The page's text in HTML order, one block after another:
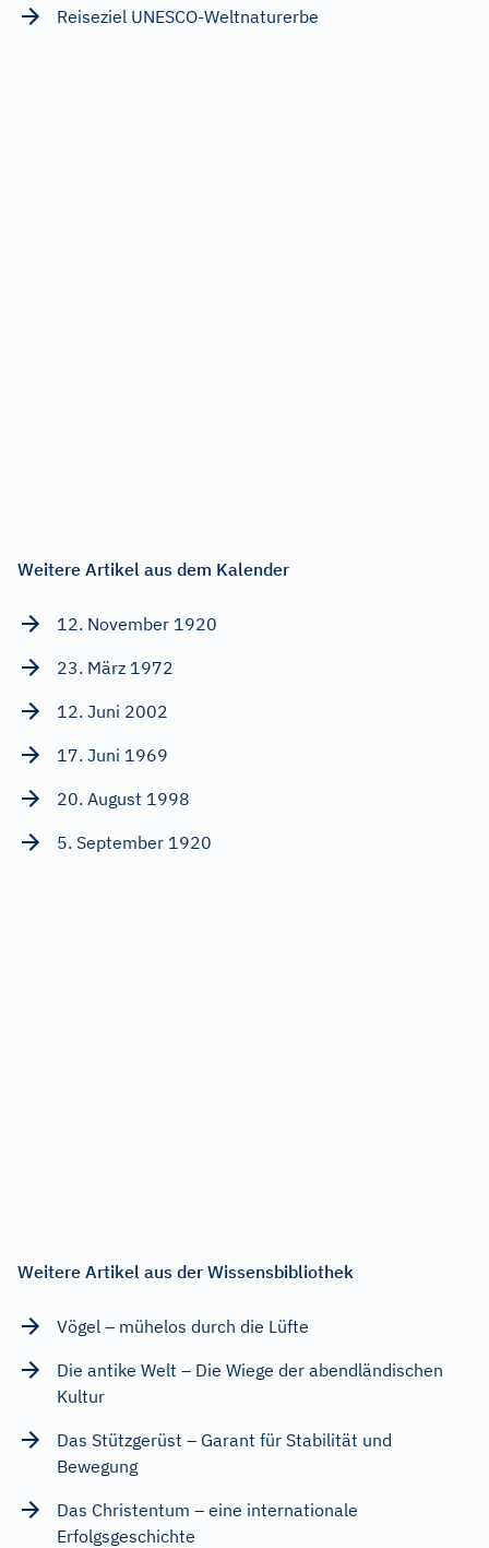
Reiseziel UNESCO-Weltnaturerbe
Weitere Artikel aus dem Kalender
12. November 1920
23. März 1972
12. Juni 2002
17. Juni 1969
20. August 1998
5. September 1920
Weitere Artikel aus der Wissensbibliothek
Vögel – mühelos durch die Lüfte
Die antike Welt – Die Wiege der abendländischen
Kultur
Das Stützgerüst – Garant für Stabilität und
Bewegung
Das Christentum – eine internationale
Erfolgsgeschichte